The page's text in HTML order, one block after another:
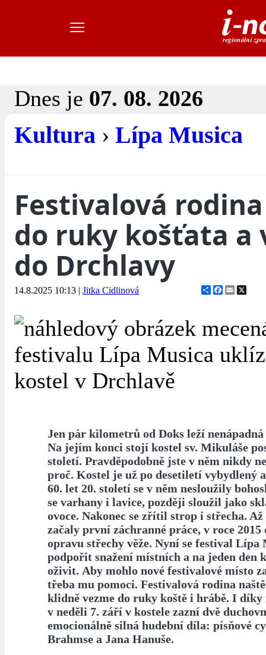
Dnes je 07. 08. 2026
Kultura › Lípa Musica
Festivalová
do ruky košťata a
do Drchlavy
14.8.2025 10:13 | Jitka Cidlinová ShareFacebook
Email
Jen pár kilometrů od Doks leží
Na jejím konci stojí kostel sv. Mikuláše
století. Pravděpodobně jste v něm nikdy
proč. Kostel je už po desetiletí vybydlený
60. let 20. století se v něm nesloužily
se varhany i lavice, později sloužil jako
ovoce. Nakonec se zřítil strop i střecha. Až
začaly první záchranné práce, v roce 2015
opravu střechy věže. Nyní se festival Lípa
podpořit snažení místních a na jeden den
oživit. Aby mohlo nové festivalové místo
třeba mu pomoci. Festivalová rodina
klidně vezme do ruky koště i hrábě. I
v neděli 7. září v kostele zazní dvě
emocionálně silná hudební díla: písňové
Brahmse a Jana Hanuše.